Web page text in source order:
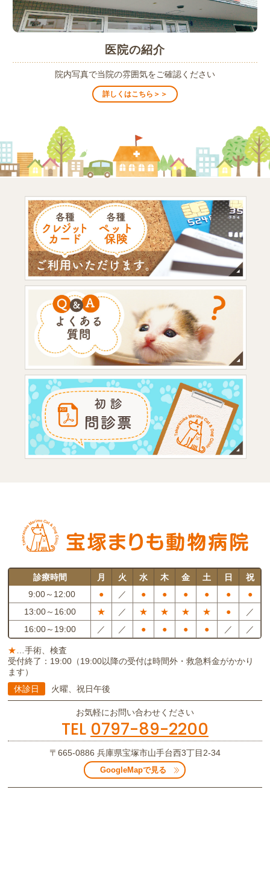
医院の紹介
院内写真で当院の雰囲気をご確認ください
詳しくはこちら＞＞
診療時間 月 火 水 木 金 土 日
祝
9:00～12:00
● ／ ● ● ● ● ●
●
13:00～16:00
★ ／ ★ ★ ★ ★ ●
／
16:00～19:00
／ ／ ● ● ● ● ／ ／
★ …手術、検査
受付終了：19:00（19:00以降の受付は時間外・救急料金がかかり
ます）
休診日
火曜、祝日午後
お気軽にお問い合わせください
TEL 0797-89-2200
〒665-0886 兵庫県宝塚市山手台西3丁目2-34
GoogleMapで見る